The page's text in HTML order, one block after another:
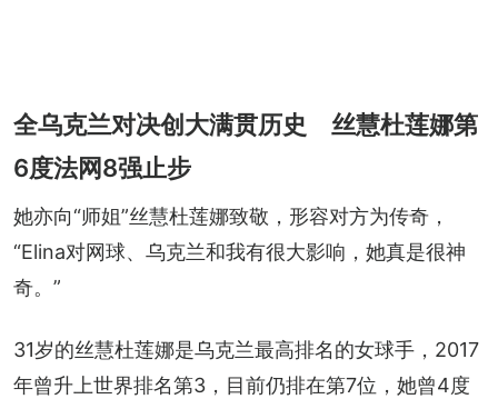
全乌克兰对决创大满贯历史 丝慧杜莲娜第
6度法网8强止步
她亦向“师姐”丝慧杜莲娜致敬，形容对方为传奇，
“Elina对网球、乌克兰和我有很大影响，她真是很神
奇。”
31岁的丝慧杜莲娜是乌克兰最高排名的女球手，2017
年曾升上世界排名第3，目前仍排在第7位，她曾4度